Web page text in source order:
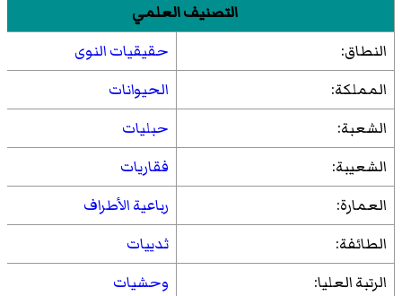
التصنيف العلمي
النطاق:
حقيقيات النوى
المملكة:
الحيوانات
الشعبة:
حبليات
الشعيبة:
فقاريات
العمارة:
رباعية الأطراف
الطائفة:
ثدييات
الرتبة العليا:
وحشيات